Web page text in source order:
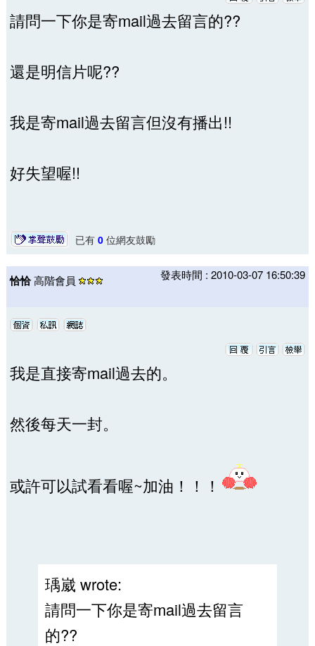
請問一下你是寄mail過去留言的??
還是明信片呢??
我是寄mail過去留言但沒有播出!!
好失望喔!!
已有 0位網友鼓勵
恰恰高階會員 發表時間 : 2010-03-07 16:50:39
我是直接寄mail過去的。
然後每天一封。
或許可以試看看喔~加油！！！
瑀崴 wrote:
請問一下你是寄mail過去留言
的??